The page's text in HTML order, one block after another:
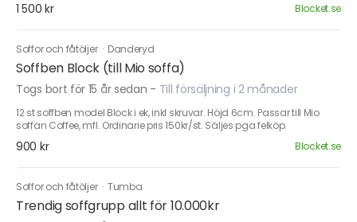
1 500 kr Blocket.se
Soffor och fåtöljer · Danderyd
Soffben Block (till Mio soffa)
Togs bort för 15 år sedan - Till försäljning i 2 månader
12 st soffben model Block i ek, inkl skruvar. Höjd 6cm. Passar till Mio
soffan Coffee, mfl. Ordinarie pris 150kr/st. Säljes pga felköp.
900 kr Blocket.se
Soffor och fåtöljer · Tumba
Trendig soffgrupp allt för 10.000kr